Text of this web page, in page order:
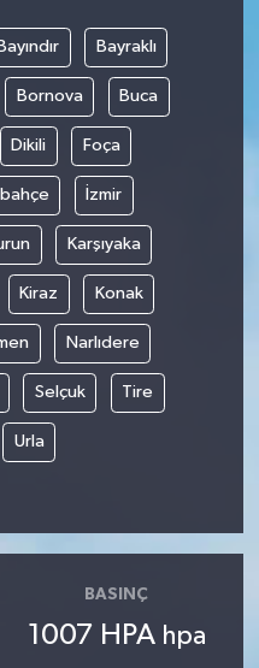
Bayındır Bayraklı
Bornova Buca
Dikili Foça
İzmir
Karşıyaka
Kiraz Konak
Narlıdere
Selçuk Tire
Urla
BASINÇ
1007 HPA hpa